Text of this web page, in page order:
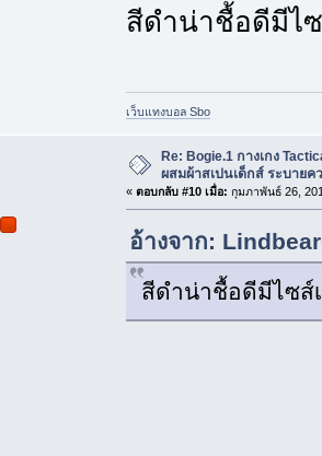
สีดำน่าชื้อดีมีไ
เว็บแทงบอล Sbo
Re: Bogie.1 กางเกง
ผสมผ้าสเปนเด็กส์ ระบายค
« ตอบกลับ #10 เมื่อ: กุมภาพันธ์ 26,
อ้างจาก:
สีดำน่าชื้อดีมีไซส์